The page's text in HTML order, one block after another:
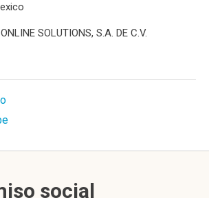
SOLUTIONS, S.A. DE C.V.
social